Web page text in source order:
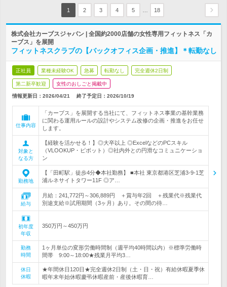
1 2 3 4 5 18
株式会社カーブスジャパン | 全国約2000店舗の女性専用フィットネス「カ
ーブス」を展開
フィットネスクラブの【バックオフィス企画・推進】＊転勤なし
正社員 業種未経験OK 急募 転勤なし 完全週休2日制
第二新卒歓迎 女性のおしごと掲載中
情報更新日：2026/04/21 終了予定日： 2026/10/19
仕事内容
「カーブス」を展開する当社にて、フィットネス事業の基幹業務
に関わる運用ルールの設計やシステム改修の企画・推進をお任せ
します。
対象と
なる方
【経験を活かせる！】◎大卒以上 ◎ExcelなどのPCスキル
（VLOOKUP・ピボット）◎社内外との円滑なコミュニケーショ
ン
勤務地
【「田町駅」徒歩4分◆本社勤務】 ■本社 東京都港区芝浦3-9-1芝
浦ルネサイトタワー11F ◎ア…
給与
月給：241,772円～306,889円 ＋賞与年2回 ＋残業代※残業代
別途支給※試用期間（3ヶ月）あり。その間の待…
初年度
年収
350万円～450万円
勤務
時間
1ヶ月単位の変形労働時間制（週平均40時間以内）※標準労働時
間帯 9:00～18:00★残業月平均3…
休日
休暇
★年間休日120日★完全週休2日制（土・日・祝）有給休暇夏季休
暇年末年始休暇慶弔休暇産前・産後休暇育…